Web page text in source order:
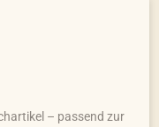
– passend zur